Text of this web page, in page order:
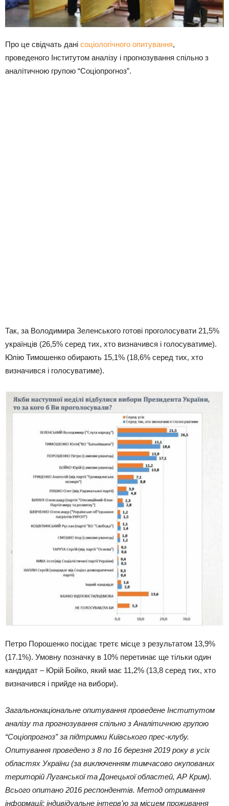
Про це свідчать дані соціологічного опитування,
проведеного Інститутом аналізу і прогнозування спільно з
аналітичною групою “Соціопрогноз”.
Так, за Володимира Зеленського готові проголосувати 21,5%
українців (26,5% серед тих, хто визначився і голосуватиме).
Юлію Тимошенко обирають 15,1% (18,6% серед тих, хто
визначився і голосуватиме).
Петро Порошенко посідає третє місце з результатом 13,9%
(17.1%). Умовну позначку в 10% перетинає ще тільки один
кандидат – Юрій Бойко, який має 11,2% (13,8 серед тих, хто
визначився і прийде на вибори).
Загальнонаціональне опитування проведене Інститутом
аналізу та прогнозування спільно з Аналітичною групою
“Соціопрогноз” за підтримки Київського прес-клубу.
Опитування проведено з 8 по 16 березня 2019 року в усіх
областях України (за виключенням тимчасово окупованих
територій Луганської та Донецької областей, АР Крим).
Всього опитано 2016 респондентів. Метод отримання
інформації: індивідуальне інтерв’ю за місцем проживання